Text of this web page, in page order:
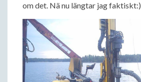
om det. Nä nu längtar jag faktiskt:)